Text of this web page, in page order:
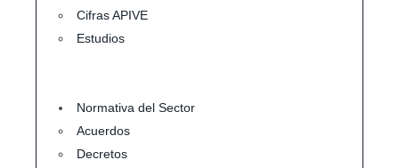
Cifras APIVE
Estudios
Normativa del Sector
Acuerdos
Decretos